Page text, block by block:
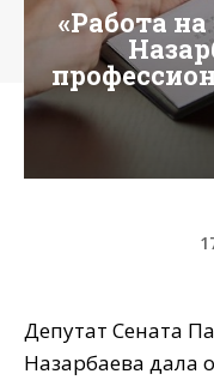
«Работа
Депутат Сената
Назарбаева дала